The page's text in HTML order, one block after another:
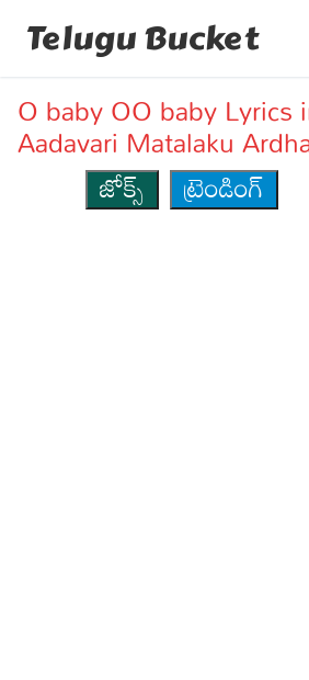
Telugu Bucket
O baby OO baby
Aadavari Matalaku
జోక్స్
ట్రెండింగ్